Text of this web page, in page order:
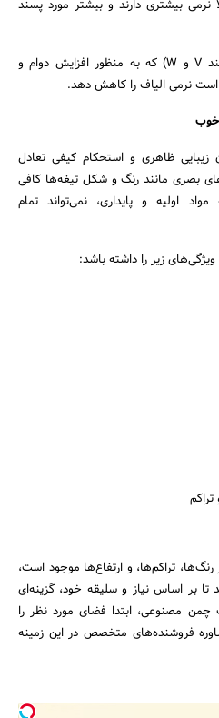
معمولاً نرمی بیشتری دارند و بیشتر مورد پسند
با این حال، شکل برش الیاف (مانند V و W) که به منظور افزایش دوام و
نرمی الیاف را کاهش دهد.
ظاهری و استحکام کیفی تعادل
بصری مانند رنگ و شکل تیغه‌ها کافی
اولیه و پایداری، نمی‌تواند تمام
زیر را داشته باشد:
تراکم‌ها، و ارتفاع‌ها موجود است،
تا بر اساس نیاز و سلیقه خود، گزینه‌ای
چمن مصنوعی، ابتدا فضای مورد نظر را
فروشنده‌های متخصص در این زمینه